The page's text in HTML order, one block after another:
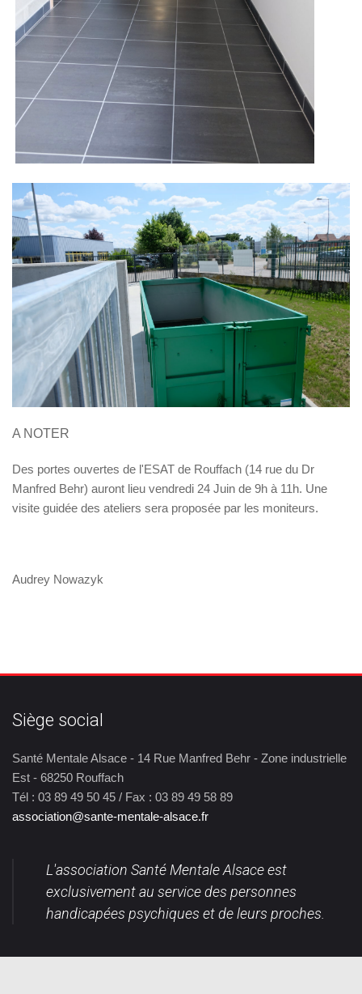
A NOTER
Des portes ouvertes de l'ESAT de Rouffach (14 rue du Dr
Manfred Behr) auront lieu vendredi 24 Juin de 9h à 11h. Une
visite guidée des ateliers sera proposée par les moniteurs.
Audrey Nowazyk
Siège social
Santé Mentale Alsace - 14 Rue Manfred Behr - Zone industrielle
Est - 68250 Rouffach
Tél : 03 89 49 50 45 / Fax : 03 89 49 58 89
association@sante-mentale-alsace.fr
L'association Santé Mentale Alsace est
exclusivement au service des personnes
handicapées psychiques et de leurs proches.